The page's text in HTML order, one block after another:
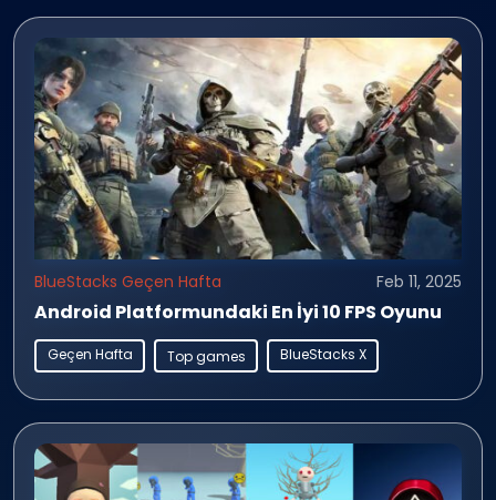
BlueStacks Geçen Hafta Feb 11, 2025
Android Platformundaki En İyi 10 FPS Oyunu
Geçen Hafta Top games BlueStacks X